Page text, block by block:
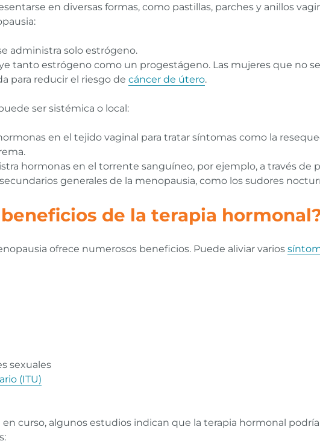
en diversas formas, como pastillas, parches y anillos
administra solo estrógeno.
tanto estrógeno como un progestágeno. Las mujeres que no
para reducir el riesgo de cáncer de útero.
ser sistémica o local:
en el tejido vaginal para tratar síntomas como la
hormonas en el torrente sanguíneo, por ejemplo, a través de
generales de la menopausia, como los sudores
beneficios de la terapia
ofrece numerosos beneficios. Puede aliviar varios
sexuales
(ITU)
curso, algunos estudios indican que la terapia hormonal